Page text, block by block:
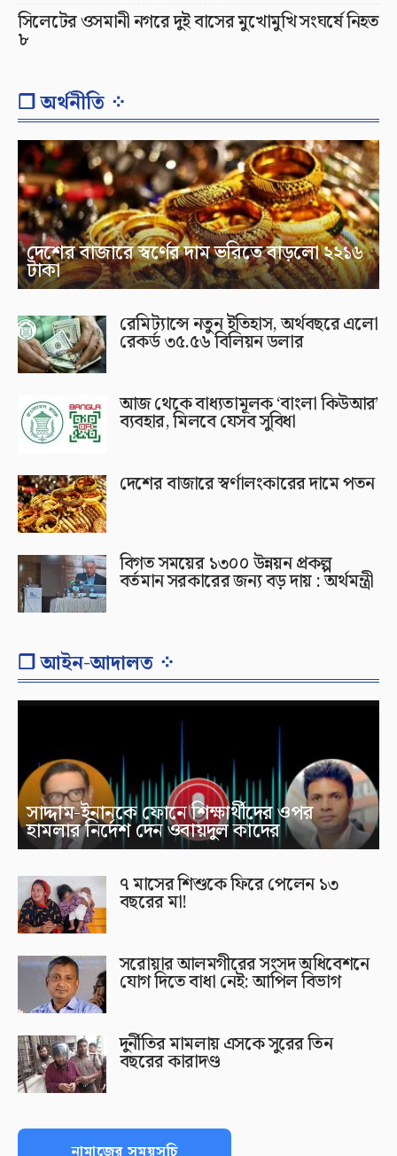
সিলেটের ওসমানী নগরে দুই বাসের মুখোমুখি সংঘর্ষে নিহত
৮
❐ অর্থনীতি ⁘
দেশের বাজারে স্বর্ণের দাম ভরিতে বাড়লো ২২১৬
টাকা
রেমিট্যান্সে নতুন ইতিহাস, অর্থবছরে এলো
রেকর্ড ৩৫.৫৬ বিলিয়ন ডলার
আজ থেকে বাধ্যতামূলক ‘বাংলা কিউআর’
ব্যবহার, মিলবে যেসব সুবিধা
দেশের বাজারে স্বর্ণালংকারের দামে পতন
বিগত সময়ের ১৩০০ উন্নয়ন প্রকল্প
বর্তমান সরকারের জন্য বড় দায় : অর্থমন্ত্রী
❐ আইন-আদালত ⁘
সাদ্দাম-ইনানকে ফোনে শিক্ষার্থীদের ওপর
হামলার নির্দেশ দেন ওবায়দুল কাদের
৭ মাসের শিশুকে ফিরে পেলেন ১৩
বছরের মা!
সরোয়ার আলমগীরের সংসদ অধিবেশনে
যোগ দিতে বাধা নেই: আপিল বিভাগ
দুর্নীতির মামলায় এসকে সুরের তিন
বছরের কারাদণ্ড